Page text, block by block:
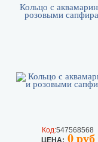
Кольцо с
розовыми
Код:547568568
ЦEHA: 0 руб